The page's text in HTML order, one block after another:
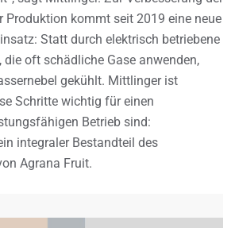
Produktion kommt seit 2019 eine neue
Statt durch elektrisch betriebene
die oft schädliche Gase anwenden,
gekühlt. Mittlinger ist
Schritte wichtig für einen
Betrieb sind:
integraler Bestandteil des
Agrana Fruit.